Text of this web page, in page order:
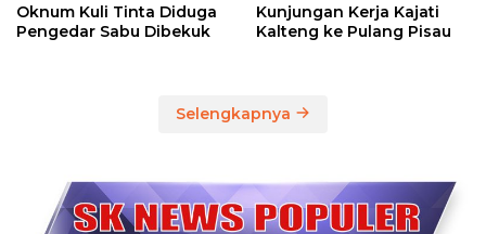
Oknum Kuli Tinta Diduga
Pengedar Sabu Dibekuk
Kunjungan Kerja Kajati
Kalteng ke Pulang Pisau
Selengkapnya